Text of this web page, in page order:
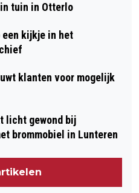
tuin in Otterlo
een kijkje in het
klanten voor mogelijk
licht gewond bij
brommobiel in Lunteren